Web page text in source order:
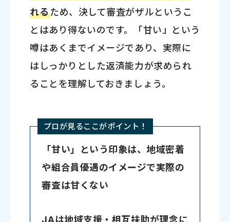
れるため、決して審査がザルというこ
とはあり得ないのです。「甘い」という
噂はあくまでイメージであり、実際に
はしっかりとした返済能力が求められ
ることを理解しておきましょう。
プロが見るここがポイント！
「甘い」という印象は、地域密着
や組合員優遇のイメージで実際の
審査は甘くない
JAは地域支援・相互扶助が理念に